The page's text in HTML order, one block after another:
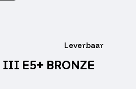
Leverbaar
E5+ BRONZE